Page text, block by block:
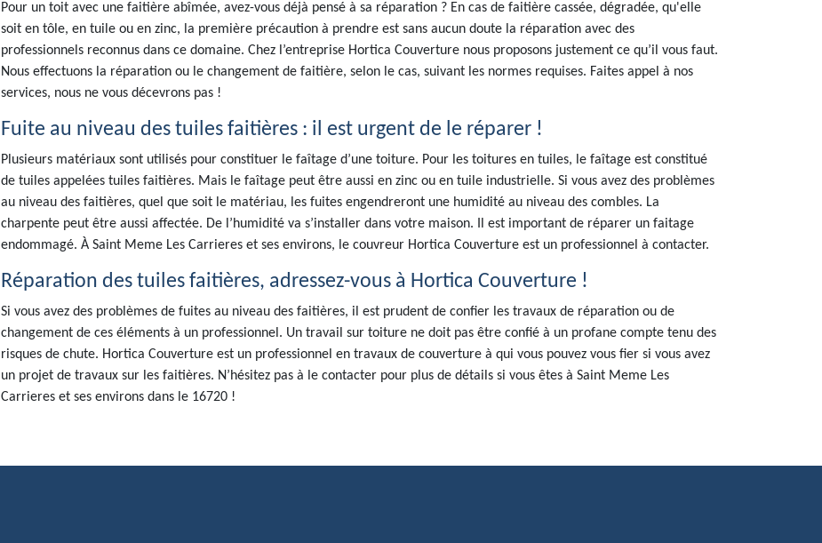
Pour un toit avec une faitière abîmée, avez-vous déjà pensé à sa réparation ? En cas de faitière cassée, dégradée, qu'elle
soit en tôle, en tuile ou en zinc, la première précaution à prendre est sans aucun doute la réparation avec des
professionnels reconnus dans ce domaine. Chez l’entreprise Hortica Couverture nous proposons justement ce qu’il vous faut.
Nous effectuons la réparation ou le changement de faitière, selon le cas, suivant les normes requises. Faites appel à nos
services, nous ne vous décevrons pas !
Fuite au niveau des tuiles faitières : il est urgent de le réparer !
Plusieurs matériaux sont utilisés pour constituer le faîtage d’une toiture. Pour les toitures en tuiles, le faîtage est constitué
de tuiles appelées tuiles faitières. Mais le faîtage peut être aussi en zinc ou en tuile industrielle. Si vous avez des problèmes
au niveau des faitières, quel que soit le matériau, les fuites engendreront une humidité au niveau des combles. La
charpente peut être aussi affectée. De l’humidité va s’installer dans votre maison. Il est important de réparer un faitage
endommagé. À Saint Meme Les Carrieres et ses environs, le couvreur Hortica Couverture est un professionnel à contacter.
Réparation des tuiles faitières, adressez-vous à Hortica Couverture !
Si vous avez des problèmes de fuites au niveau des faitières, il est prudent de confier les travaux de réparation ou de
changement de ces éléments à un professionnel. Un travail sur toiture ne doit pas être confié à un profane compte tenu des
risques de chute. Hortica Couverture est un professionnel en travaux de couverture à qui vous pouvez vous fier si vous avez
un projet de travaux sur les faitières. N’hésitez pas à le contacter pour plus de détails si vous êtes à Saint Meme Les
Carrieres et ses environs dans le 16720 !